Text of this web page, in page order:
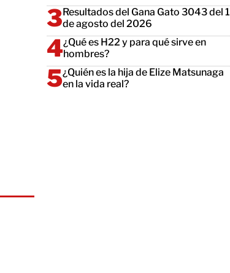
Resultados del Gana Gato 3043 del 1
de agosto del 2026
¿Qué es H22 y para qué sirve en
hombres?
¿Quién es la hija de Elize Matsunaga
en la vida real?